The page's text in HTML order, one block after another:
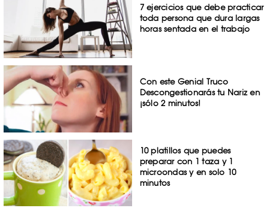
7 ejercicios que debe practicar
toda persona que dura largas
horas sentada en el trabajo
Con este Genial Truco
Descongestionarás tu Nariz en
¡sólo 2 minutos!
10 platillos que puedes
preparar con 1 taza y 1
microondas y en solo 10
minutos